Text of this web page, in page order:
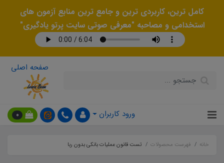
کامل ترین، کاربردی ترین و جامع ترین منابع آزمون های
استخدامی و مصاحبه "معرفی صوتی سایت پرتو یادگیری"
صفحه اصلی
ورود کاربران 0
خانه فهرست محصولات تست قانون عملیات بانکی بدون ربا